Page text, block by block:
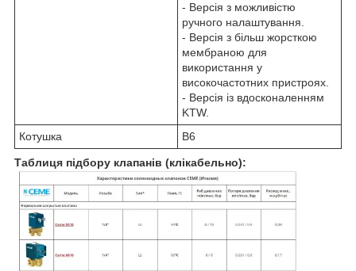
- Версія з можливістю
ручного налаштування.
- Версія з більш жорсткою
мембраною для
використання у
високочастотних пристроях.
- Версія із вдосконаленням
KTW.
Котушка
В6
Таблиця підбору клапанів (клікабельно):